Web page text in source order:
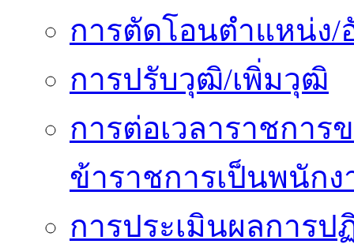
การตัดโอนตำแหน่ง/
การปรับวุฒิ/เพิ่มวุฒิ
การต่อเวลาราชการ
ข้าราชการเป็นพนักง
การประเมินผลการป